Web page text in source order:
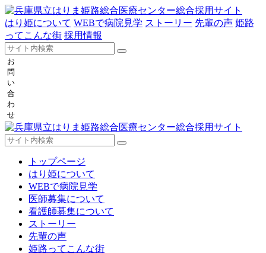
はり姫について WEBで病院見学 ストーリー 先輩の声 姫路
ってこんな街 採用情報
お
問
い
合
わ
せ
トップページ
はり姫について
WEBで病院見学
医師募集について
看護師募集について
ストーリー
先輩の声
姫路ってこんな街